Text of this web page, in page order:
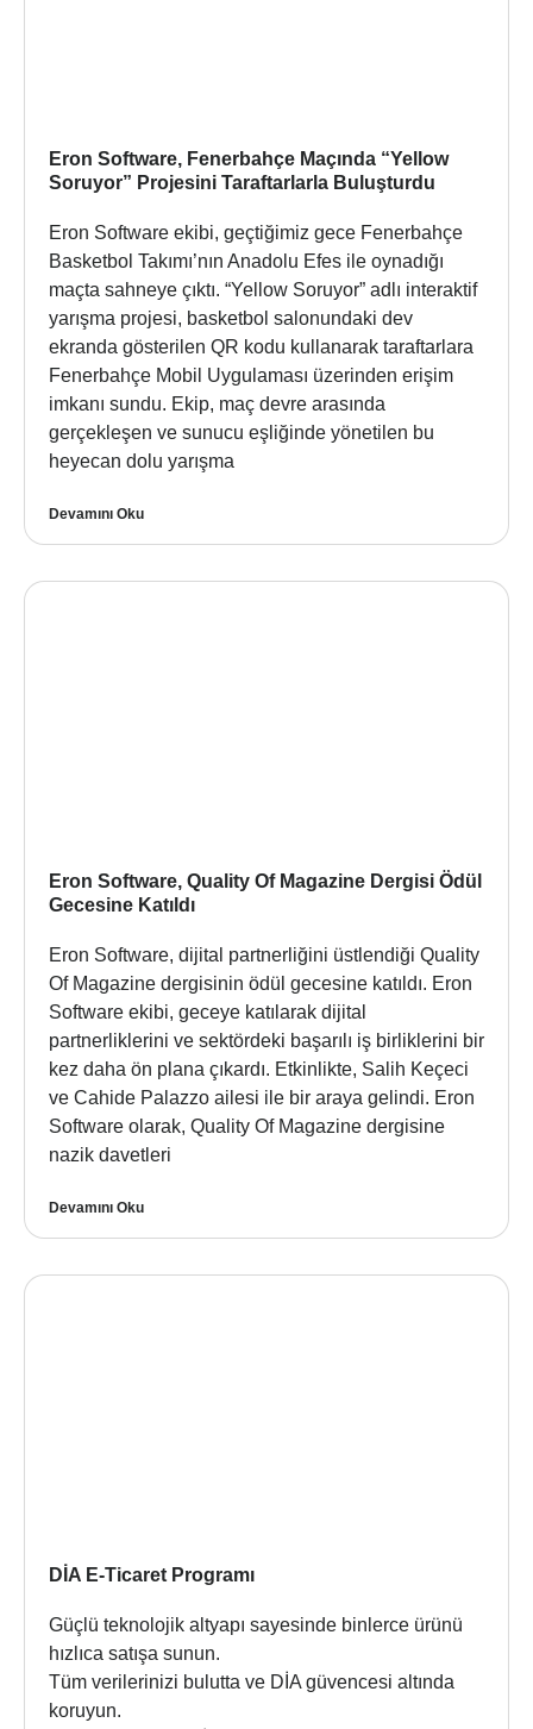
Eron Software, Fenerbahçe Maçında “Yellow
Soruyor” Projesini Taraftarlarla Buluşturdu
Eron Software ekibi, geçtiğimiz gece Fenerbahçe
Basketbol Takımı’nın Anadolu Efes ile oynadığı
maçta sahneye çıktı. “Yellow Soruyor” adlı interaktif
yarışma projesi, basketbol salonundaki dev
ekranda gösterilen QR kodu kullanarak taraftarlara
Fenerbahçe Mobil Uygulaması üzerinden erişim
imkanı sundu. Ekip, maç devre arasında
gerçekleşen ve sunucu eşliğinde yönetilen bu
heyecan dolu yarışma
Devamını Oku
Eron Software, Quality Of Magazine Dergisi Ödül
Gecesine Katıldı
Eron Software, dijital partnerliğini üstlendiği Quality
Of Magazine dergisinin ödül gecesine katıldı. Eron
Software ekibi, geceye katılarak dijital
partnerliklerini ve sektördeki başarılı iş birliklerini bir
kez daha ön plana çıkardı. Etkinlikte, Salih Keçeci
ve Cahide Palazzo ailesi ile bir araya gelindi. Eron
Software olarak, Quality Of Magazine dergisine
nazik davetleri
Devamını Oku
DİA E-Ticaret Programı
Güçlü teknolojik altyapı sayesinde binlerce ürünü
hızlıca satışa sunun.
Tüm verilerinizi bulutta ve DİA güvencesi altında
koruyun.